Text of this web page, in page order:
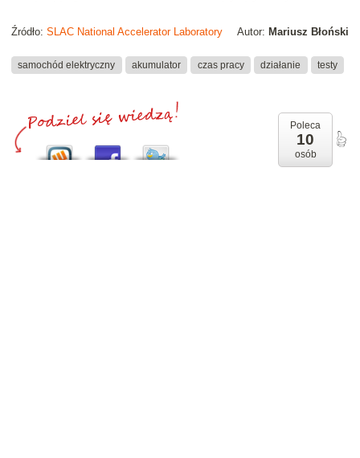
Autor: Mariusz Błoński
Źródło: SLAC National Accelerator Laboratory
samochód elektryczny akumulator czas pracy działanie testy
Poleca
10
osób